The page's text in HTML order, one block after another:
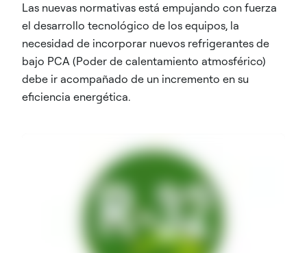
Las nuevas normativas está empujando con fuerza
el desarrollo tecnológico de los equipos, la
necesidad de incorporar nuevos refrigerantes de
bajo PCA (Poder de calentamiento atmosférico)
debe ir acompañado de un incremento en su
eficiencia energética.